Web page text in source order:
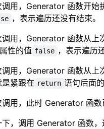
调用，Generator 函数开始
，表示遍历还没有结束。
调用，Generator 函数从上
属性的值 false ，表示遍历
调用，Generator 函数从上
紧跟在 return 语句后面
调用，此时 Generator 函数
下，调用 Generator 函数